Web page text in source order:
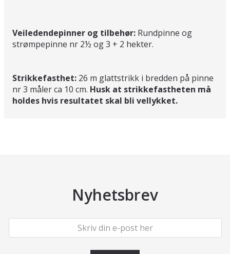
Veiledendepinner og tilbehør: Rundpinne og
strømpepinne nr 2½ og 3 + 2 hekter.
Strikkefasthet: 26 m glattstrikk i bredden på pinne
nr 3 måler ca 10 cm. Husk at strikkefastheten må
holdes hvis resultatet skal bli vellykket.
Nyhetsbrev